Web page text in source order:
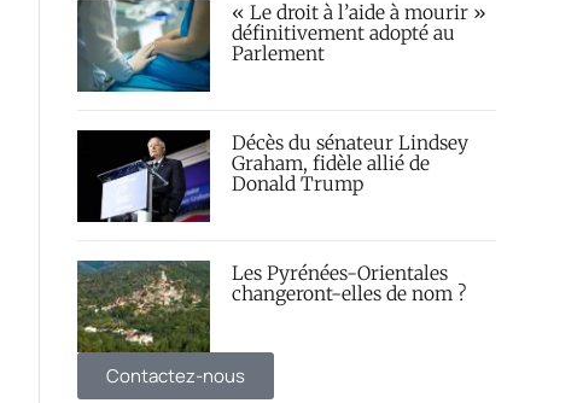
« Le droit à l’aide à mourir »
définitivement adopté au
Parlement
Décès du sénateur Lindsey
Graham, fidèle allié de
Donald Trump
Les Pyrénées-Orientales
changeront-elles de nom ?
Contactez-nous